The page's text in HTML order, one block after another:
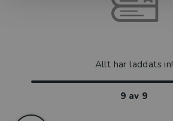
Allt har laddats in!
9 av 9